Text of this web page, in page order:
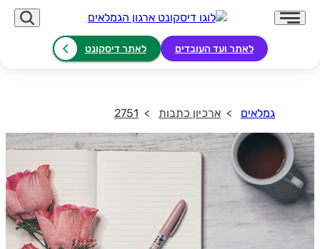
לאתר ועד העובדים לאתר דיסקונט
גמלאים ארכיון כתבות 2751